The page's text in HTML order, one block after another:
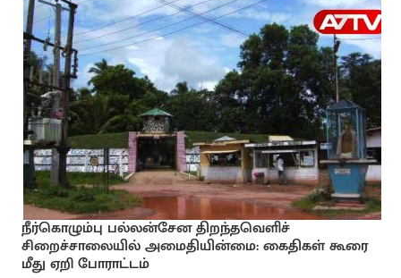
நீர்கொழும்பு பல்லன்சேன திறந்தவெளிச்
சிறைச்சாலையில் அமைதியின்மை: கைதிகள் கூரை
மீது ஏறி போராட்டம்